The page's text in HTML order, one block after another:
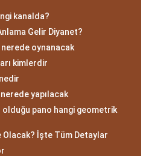
kanalda?
Gelir Diyanet?
oynanacak
kimlerdir
yapılacak
olduğu pano hangi geometrik
Olacak? İşte Tüm Detaylar